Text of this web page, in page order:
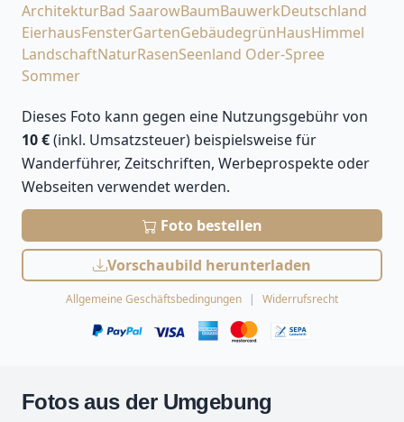
ArchitekturBad SaarowBaumBauwerkDeutschland
EierhausFensterGartenGebäudegrünHausHimmel
LandschaftNaturRasenSeenland Oder-Spree
Sommer
Dieses Foto kann gegen eine Nutzungsgebühr von
10 €(inkl. Umsatzsteuer) beispielsweise für
Wanderführer, Zeitschriften, Werbeprospekte oder
Webseiten verwendet werden.
Foto bestellen
Vorschaubild herunterladen
Allgemeine Geschäftsbedingungen Widerrufsrecht
Fotos aus der Umgebung